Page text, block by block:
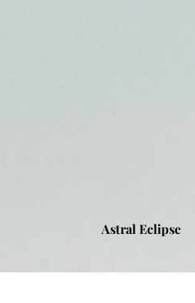
Astral Eclipse